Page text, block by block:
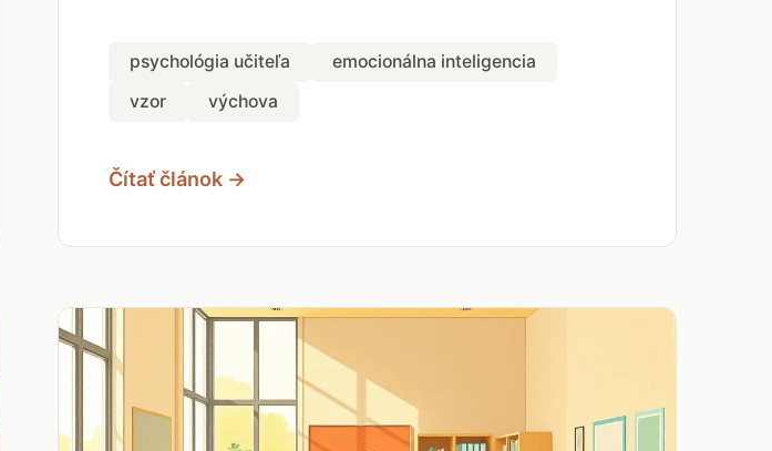
psychológia učiteľa
emocionálna inteligencia
vzor
výchova
Čítať článok →